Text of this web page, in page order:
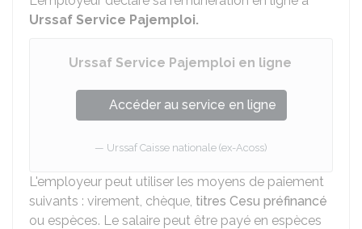
Urssaf Service Pajemploi.
Urssaf Service Pajemploi en ligne
Accéder au service en ligne
Urssaf Caisse nationale (ex-Acoss)
L'employeur peut utiliser les moyens de paiement
suivants : virement, chèque, titres Cesu préfinancé
ou espèces. Le salaire peut être payé en espèces